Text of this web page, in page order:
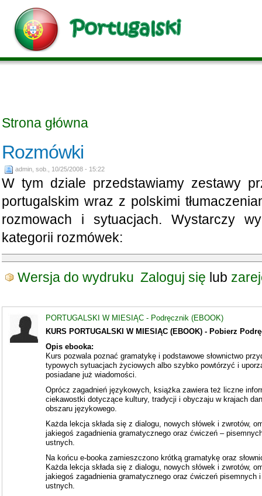
Strona główna
Rozmówki
admin, sob., 10/25/2008 - 15:22
W tym dziale przedstawiamy zestawy
portugalskim wraz z polskimi
rozmowach i sytuacjach. Wystarczy
kategorii rozmówek:
Wersja do wydruku Zaloguj się lub
PORTUGALSKI W MIESIĄC - Podręcznik (EBOOK)
KURS PORTUGALSKI W MIESIĄC (EBOOK) - Pobierz
Opis ebooka:
Kurs pozwala poznać gramatykę i podstawowe słownictwo
typowych sytuacjach życiowych albo szybko powtórzyć i
posiadane już wiadomości.
Oprócz zagadnień językowych, książka zawiera też liczne
ciekawostki dotyczące kultury, tradycji i obyczaju w krajach
obszaru językowego.
Każda lekcja składa się z dialogu, nowych słówek i zwrotów,
jakiegoś zagadnienia gramatycznego oraz ćwiczeń –
ustnych.
Na końcu e-booka zamieszczono krótką gramatykę oraz
Każda lekcja składa się z dialogu, nowych słówek i zwrotów,
jakiegoś zagadnienia gramatycznego oraz ćwiczeń pisemnych i
ustnych.